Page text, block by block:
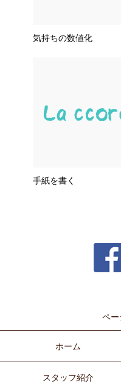
気持ちの数値化
手紙を書く
ペー
ホーム
スタッフ紹介